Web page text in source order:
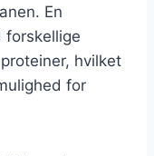
En
forskellige
hvilket
for